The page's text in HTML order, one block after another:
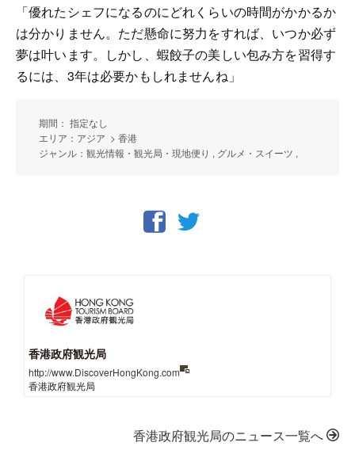
「優れたシェフになるのにどれくらいの時間がかかるか
は分かりません。ただ懸命に努力をすれば、いつか必ず
夢は叶います。しかし、蝦餃子の美しい包み方を習得す
るには、3年は必要かもしれませんね」
期間： 指定なし
エリア：アジア > 香港
ジャンル：観光情報・観光局・現地便り , グルメ・スイーツ ,
香港政府観光局
http://www.DiscoverHongKong.com
香港政府観光局
香港政府観光局のニュース一覧へ